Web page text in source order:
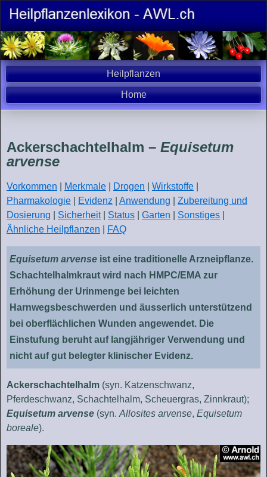
Heilpflanzen
Home
Ackerschachtelhalm – Equisetum
arvense
Vorkommen Merkmale Drogen Wirkstoffe
Pharmakologie
Evidenz Anwendung
Zubereitung und
Dosierung
Sicherheit| Status Garten Sonstiges
Ähnliche Heilpflanzen
FAQ
Equisetum arvense ist eine traditionelle Arzneipflanze.
Schachtelhalmkraut wird nach HMPC/EMA zur
Erhöhung der Urinmenge bei leichten
Harnwegsbeschwerden und äusserlich unterstützend
bei oberflächlichen Wunden angewendet. Die
Einstufung beruht auf langjähriger Verwendung und
nicht auf gut belegter klinischer Evidenz.
Ackerschachtelhalm (syn. Katzenschwanz,
Pferdeschwanz, Schachtelhalm, Scheuergras, Zinnkraut);
Equisetum arvense (syn. Allosites arvense, Equisetum
boreale).